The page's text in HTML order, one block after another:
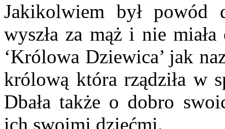
Jakikolwiem był powód
wyszła za mąż i nie
‘Królowa Dziewica’ jak
królową która rządziła w
Dbała także o dobro
ich swoimi dziećmi.